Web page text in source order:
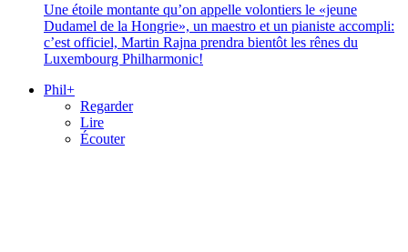
Une étoile montante qu’on appelle volontiers le «jeune
Dudamel de la Hongrie», un maestro et un pianiste accompli:
c’est officiel, Martin Rajna prendra bientôt les rênes du
Luxembourg Philharmonic!
Phil+
Regarder
Lire
Écouter